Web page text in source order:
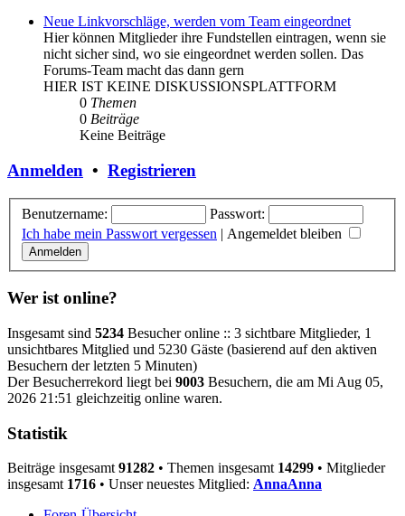
Neue Linkvorschläge, werden vom Team eingeordnet
Hier können Mitglieder ihre Fundstellen eintragen, wenn sie
nicht sicher sind, wo sie eingeordnet werden sollen. Das
Forums-Team macht das dann gern
HIER IST KEINE DISKUSSIONSPLATTFORM
0 Themen
0 Beiträge
Keine Beiträge
Anmelden • Registrieren
Benutzername:
Passwort:
Ich habe mein Passwort vergessen | Angemeldet bleiben
Wer ist online?
Insgesamt sind 5234 Besucher online :: 3 sichtbare Mitglieder, 1
unsichtbares Mitglied und 5230 Gäste (basierend auf den aktiven
Besuchern der letzten 5 Minuten)
Der Besucherrekord liegt bei 9003 Besuchern, die am Mi Aug 05,
2026 21:51 gleichzeitig online waren.
Statistik
Beiträge insgesamt 91282 • Themen insgesamt 14299 • Mitglieder
insgesamt 1716 • Unser neuestes Mitglied: AnnaAnna